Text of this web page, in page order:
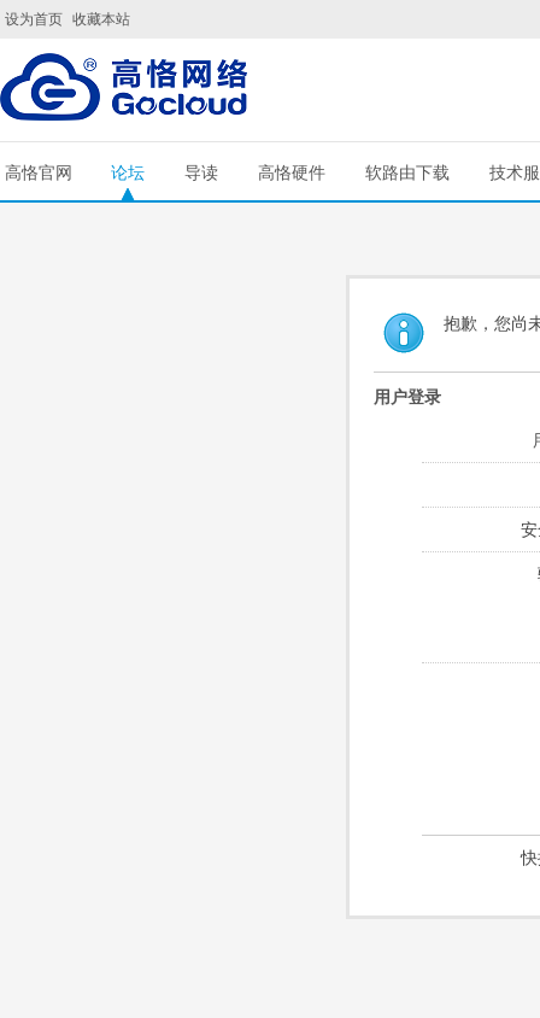
设为首页 收藏本站
高恪官网 论坛 导读 高恪硬件 软路由下载 技术
抱歉，您尚
用户登录